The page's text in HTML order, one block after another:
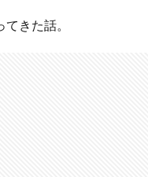
きた話。